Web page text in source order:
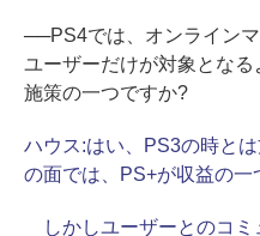
──PS4では、オンライン
ユーザーだけが対象とな
施策の一つですか?
ハウス:はい、PS3の時と
の面では、PS+が収益の一
しかしユーザーとのコミ